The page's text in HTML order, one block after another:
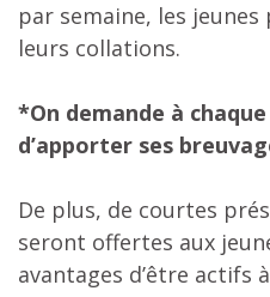
par semaine, les
leurs collations.
*On demande à
d’apporter ses
De plus, de courtes
seront offertes aux
avantages d’être actifs